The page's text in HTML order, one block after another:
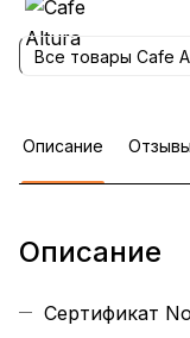
Все товары Cafe
Описание Отзывы
Описание
Сертификат